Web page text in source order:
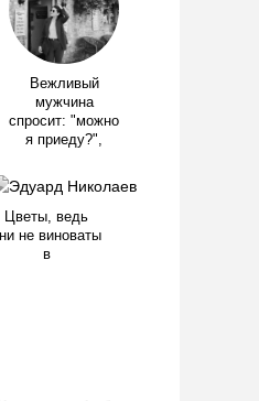
Вежливый
мужчина
спросит: "можно
я приеду?",
Цветы, ведь
не виноваты
в